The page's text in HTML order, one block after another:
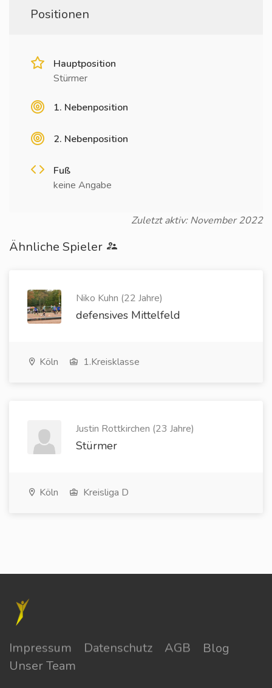
Positionen
Hauptposition
Stürmer
1. Nebenposition
2. Nebenposition
Fuß
keine Angabe
Zuletzt aktiv: November 2022
Ähnliche Spieler
Niko Kuhn (22 Jahre)
defensives Mittelfeld
Köln 1.Kreisklasse
Justin Rottkirchen (23 Jahre)
Stürmer
Köln Kreisliga D
Impressum Datenschutz AGB
Blog
Unser Team